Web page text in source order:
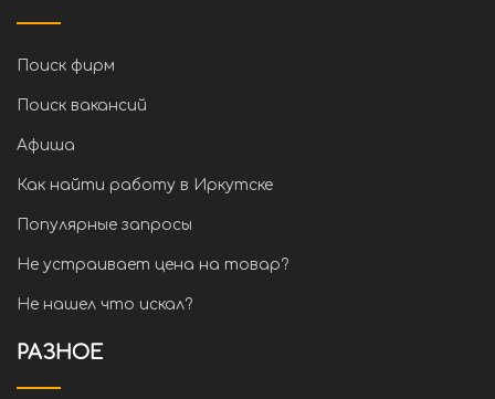
Поиск фирм
Поиск вакансий
Афиша
Как найти работу в Иркутске
Популярные запросы
Не устраивает цена на товар?
Не нашел что искал?
РАЗНОЕ